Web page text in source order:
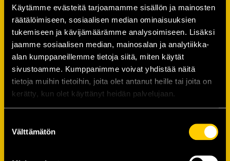
Käytämme evästeitä tarjoamamme sisällön ja mainosten
räätälöimiseen, sosiaalisen median ominaisuuksien
tukemiseen ja kävijämäärämme analysoimiseen. Lisäksi
jaamme sosiaalisen median, mainosalan ja analytiikka-
alan kumppaneillemme tietoja siitä, miten käytät
sivustoamme. Kumppanimme voivat yhdistää näitä
tietoja muihin tietoihin, joita olet antanut heille tai joita on
kerätty, kun olet käyttänyt heidän palvelujaan.
valinta
Välttämätön
Vahvista salasana (*):
Yhteystiedot
Katuosoite (*):